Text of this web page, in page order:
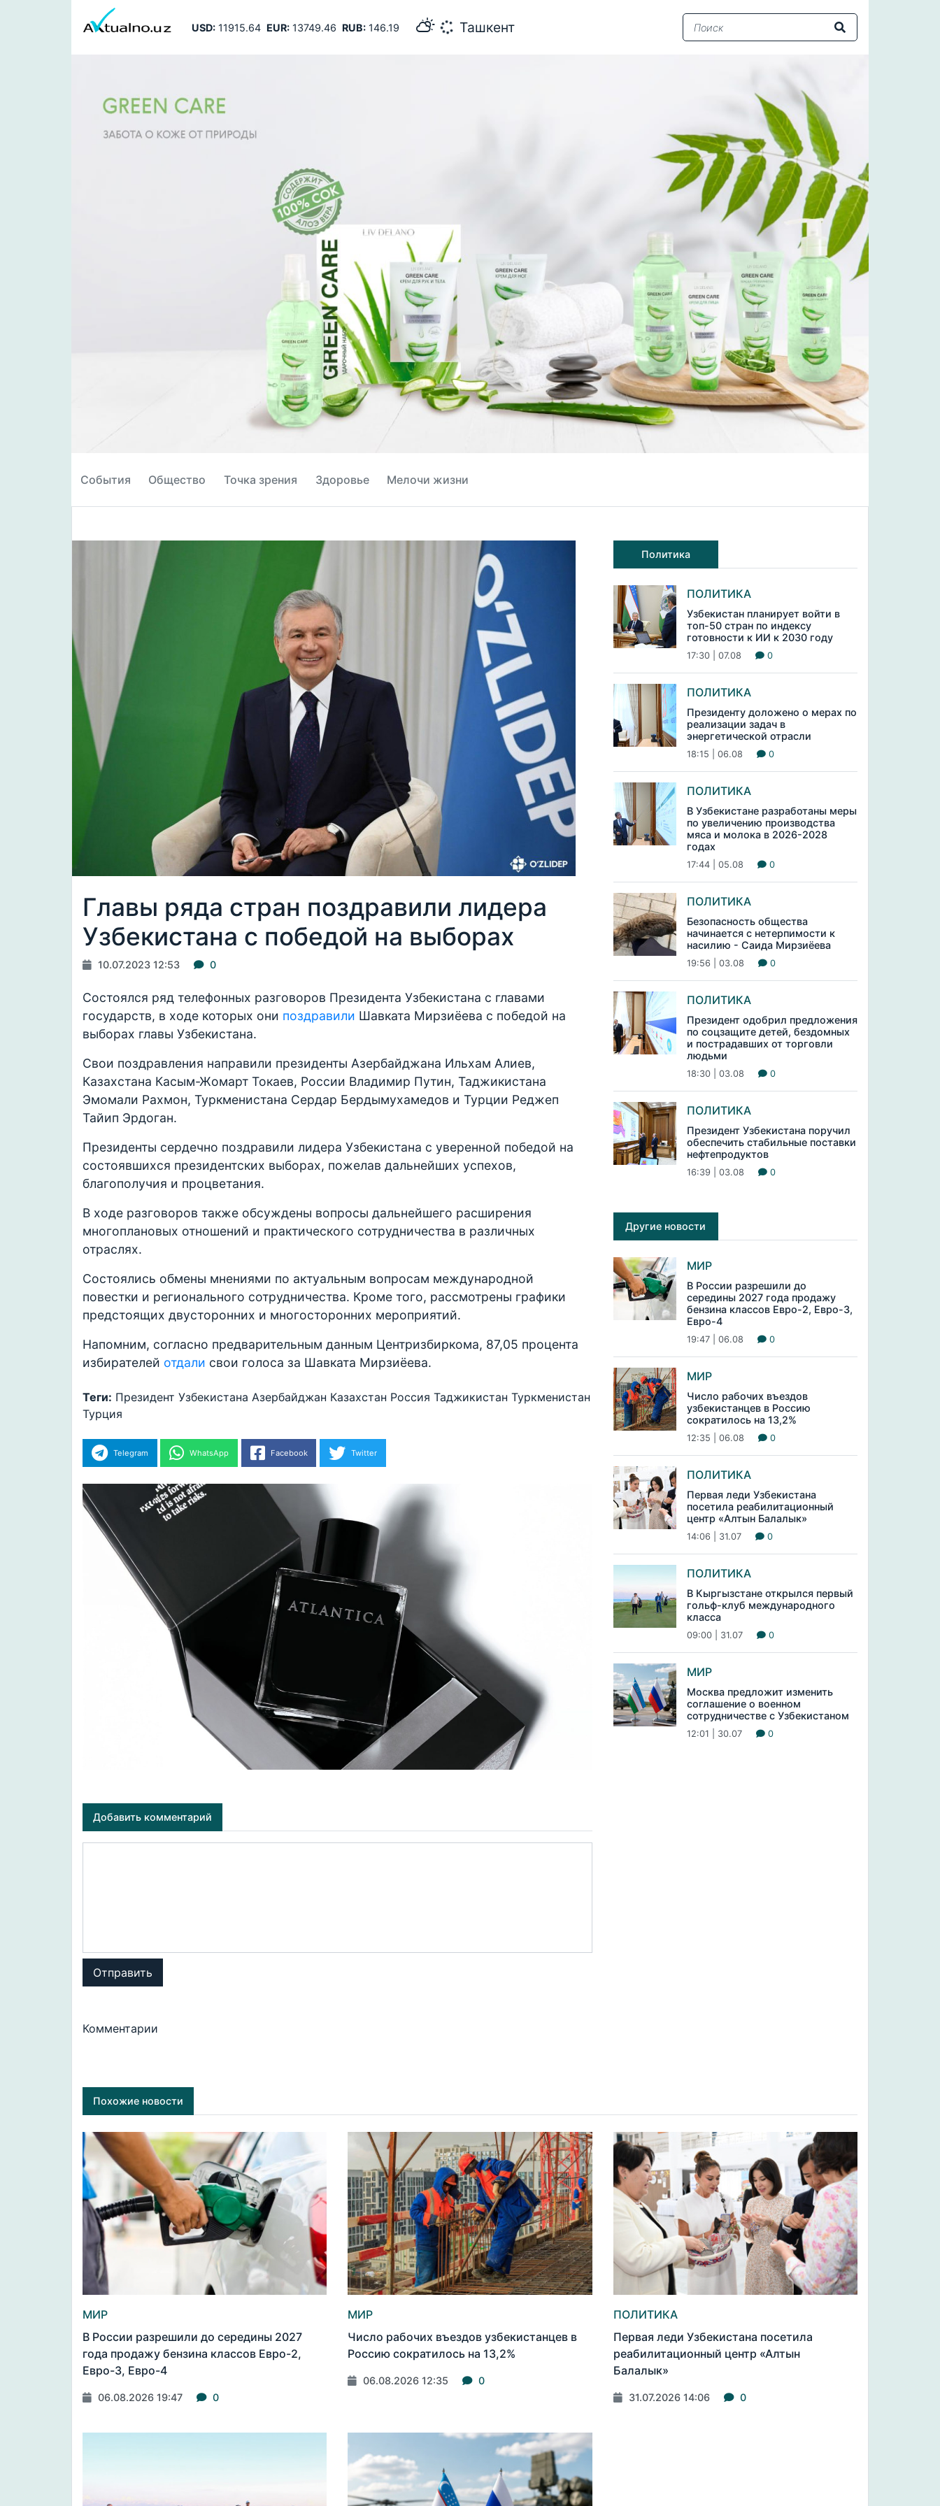
USD:11915.64 EUR:13749.46 RUB:146.19 29 Самарканд
События Общество Точка зрения Здоровье Мелочи жизни
Главы ряда стран поздравили лидера
Узбекистана с победой на выборах
10.07.2023 12:53 0
Состоялся ряд телефонных разговоров Президента Узбекистана с главами
государств, в ходе которых они поздравили Шавката Мирзиёева с победой на
выборах главы Узбекистана.
Свои поздравления направили президенты Азербайджана Ильхам Алиев,
Казахстана Касым-Жомарт Токаев, России Владимир Путин, Таджикистана
Эмомали Рахмон, Туркменистана Сердар Бердымухамедов и Турции Реджеп
Тайип Эрдоган.
Президенты сердечно поздравили лидера Узбекистана с уверенной победой на
состоявшихся президентских выборах, пожелав дальнейших успехов,
благополучия и процветания.
В ходе разговоров также обсуждены вопросы дальнейшего расширения
многоплановых отношений и практического сотрудничества в различных
отраслях.
Состоялись обмены мнениями по актуальным вопросам международной
повестки и регионального сотрудничества. Кроме того, рассмотрены графики
предстоящих двусторонних и многосторонних мероприятий.
Напомним, согласно предварительным данным Центризбиркома, 87,05 процента
избирателей отдали свои голоса за Шавката Мирзиёева.
Теги: Президент Узбекистана Азербайджан Казахстан Россия Таджикистан Туркменистан
Турция
Telegram WhatsApp Facebook Twitter
Добавить комментарий
Отправить
Комментарии
Политика
ПОЛИТИКА
Узбекистан планирует войти в
топ-50 стран по индексу
готовности к ИИ к 2030 году
17:30 | 07.08 0
ПОЛИТИКА
Президенту доложено о мерах по
реализации задач в
энергетической отрасли
18:15 | 06.08 0
ПОЛИТИКА
В Узбекистане разработаны меры
по увеличению производства
мяса и молока в 2026-2028
годах
17:44 | 05.08 0
ПОЛИТИКА
Безопасность общества
начинается с нетерпимости к
насилию - Саида Мирзиёева
19:56 | 03.08 0
ПОЛИТИКА
Президент одобрил предложения
по соцзащите детей, бездомных
и пострадавших от торговли
людьми
18:30 | 03.08 0
ПОЛИТИКА
Президент Узбекистана поручил
обеспечить стабильные поставки
нефтепродуктов
16:39 | 03.08 0
Другие новости
МИР
В России разрешили до
середины 2027 года продажу
бензина классов Евро-2, Евро-3,
Евро-4
19:47 | 06.08 0
МИР
Число рабочих въездов
узбекистанцев в Россию
сократилось на 13,2%
12:35 | 06.08 0
ПОЛИТИКА
Первая леди Узбекистана
посетила реабилитационный
центр «Алтын Балалык»
14:06 | 31.07 0
ПОЛИТИКА
В Кыргызстане открылся первый
гольф-клуб международного
класса
09:00 | 31.07 0
МИР
Москва предложит изменить
соглашение о военном
сотрудничестве с Узбекистаном
12:01 | 30.07 0
Похожие новости
МИР
В России разрешили до середины 2027
года продажу бензина классов Евро-2,
Евро-3, Евро-4
06.08.2026 19:47 0
МИР
Число рабочих въездов узбекистанцев в
Россию сократилось на 13,2%
06.08.2026 12:35 0
ПОЛИТИКА
Первая леди Узбекистана посетила
реабилитационный центр «Алтын
Балалык»
31.07.2026 14:06 0